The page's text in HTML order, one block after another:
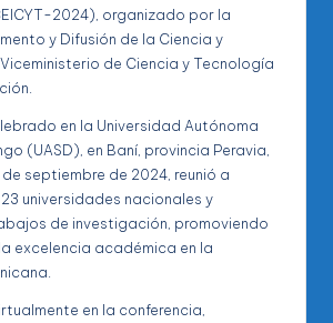
2024), organizado por la
y Difusión de la Ciencia y
de Ciencia y Tecnología
en la Universidad Autónoma
(UASD), en Baní, provincia Peravia,
septiembre de 2024, reunió a
universidades nacionales y
de investigación, promoviendo
excelencia académica en la
en la conferencia,